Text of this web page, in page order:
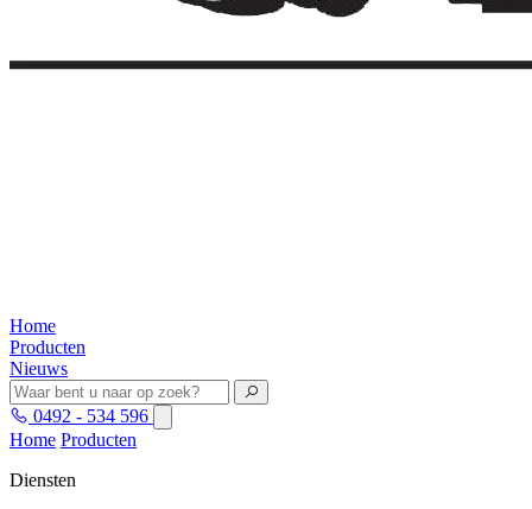
Home
Producten
Nieuws
0492 - 534 596
Home Producten
Diensten